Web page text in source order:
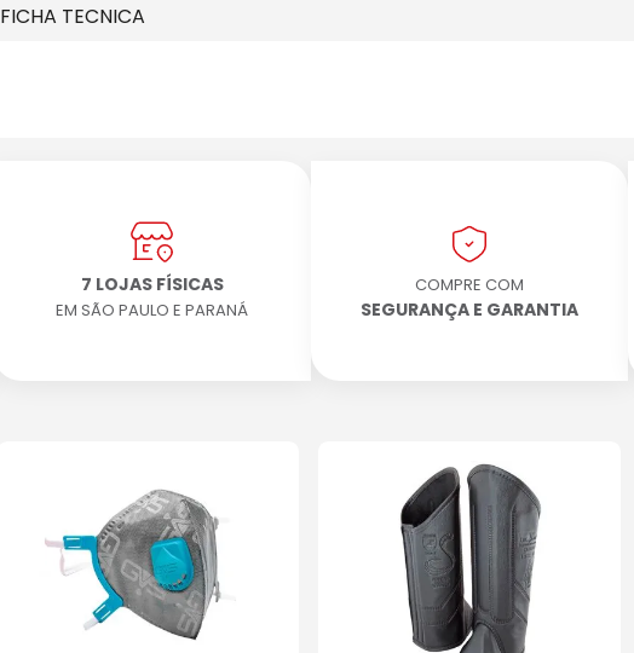
FICHA TECNICA
7 LOJAS FÍSICAS
EM SÃO PAULO E PARANÁ
COMPRE COM
SEGURANÇA E GARANTIA